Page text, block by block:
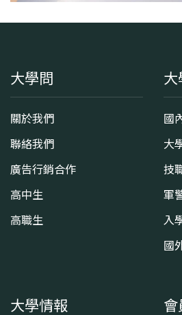
大學問
關於我們
聯絡我們
廣告行銷合作
高中生
高職生
大
國
大
技
軍
入
國
大學情報 會